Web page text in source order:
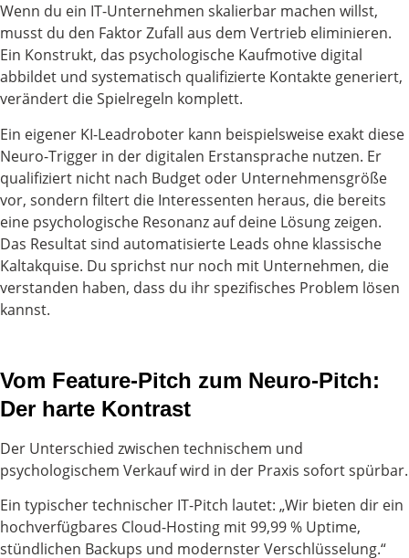
Wenn du ein IT-Unternehmen skalierbar machen willst,
musst du den Faktor Zufall aus dem Vertrieb eliminieren.
Ein Konstrukt, das psychologische Kaufmotive digital
abbildet und systematisch qualifizierte Kontakte generiert,
verändert die Spielregeln komplett.
Ein eigener KI-Leadroboter kann beispielsweise exakt diese
Neuro-Trigger in der digitalen Erstansprache nutzen. Er
qualifiziert nicht nach Budget oder Unternehmensgröße
vor, sondern filtert die Interessenten heraus, die bereits
eine psychologische Resonanz auf deine Lösung zeigen.
Das Resultat sind automatisierte Leads ohne klassische
Kaltakquise. Du sprichst nur noch mit Unternehmen, die
verstanden haben, dass du ihr spezifisches Problem lösen
kannst.
Vom Feature-Pitch zum Neuro-Pitch:
Der harte Kontrast
Der Unterschied zwischen technischem und
psychologischem Verkauf wird in der Praxis sofort spürbar.
Ein typischer technischer IT-Pitch lautet: „Wir bieten dir ein
hochverfügbares Cloud-Hosting mit 99,99 % Uptime,
stündlichen Backups und modernster Verschlüsselung.“